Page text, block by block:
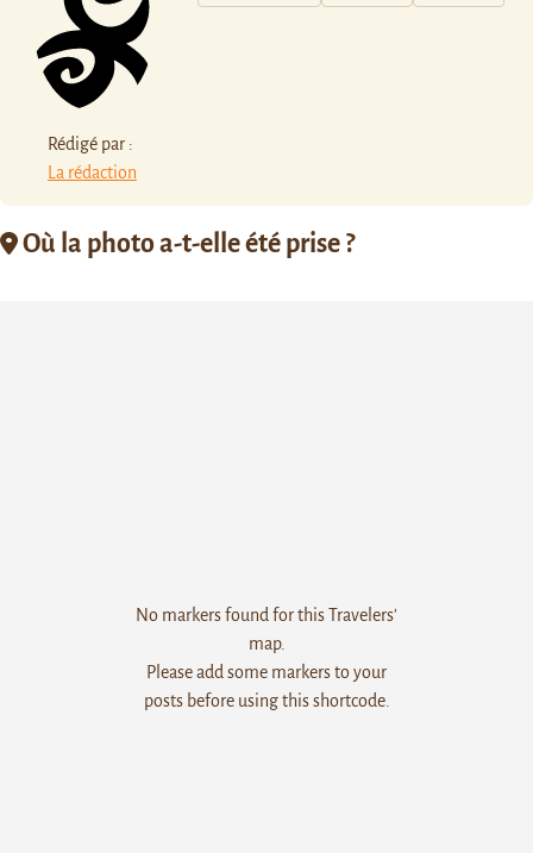
Rédigé par :
La rédaction
Où la photo a-t-elle été prise ?
No markers found for this Travelers'
map.
Please add some markers to your
posts before using this shortcode.